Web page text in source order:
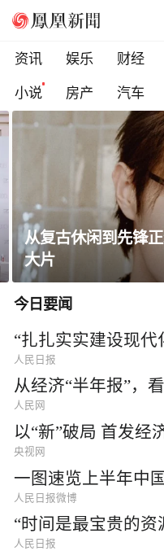
资讯 娱乐 财经
小说
房产 汽车
从复古休闲到先锋
大片
今日要闻
“扎扎实实建设现代
人民日报
从经济“半年报”，
人民网
以“新”破局 首发经
央视网
一图速览上半年中
人民日报微博
“时间是最宝贵的资
人民日报